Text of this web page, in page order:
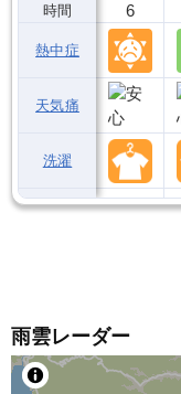
時間
熱中症
天気痛
洗濯
6
雨雲レーダー